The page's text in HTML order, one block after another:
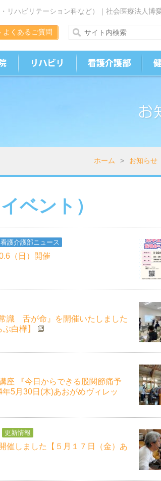
リハビリテーション科など）｜社会医療法人博
よくあるご質問
ホーム > お知らせ
ベント）
看護介護部ニュース
（日）開催
識 舌が命』を開催いたしました
白樺】
座 『今日からできる股関節痛予
5月30日(木)あおがめヴィレッ
更新情報
催しました【５月１７日（金）あ